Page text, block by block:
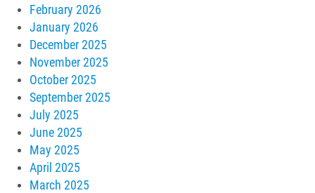
February 2026
January 2026
December 2025
November 2025
October 2025
September 2025
July 2025
June 2025
May 2025
April 2025
March 2025